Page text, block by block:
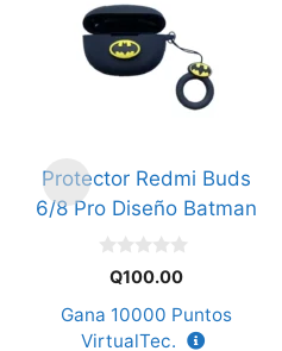
Protector Redmi Buds
6/8 Pro Diseño Batman
5
Q100.00
Gana 10000 Puntos
VirtualTec.